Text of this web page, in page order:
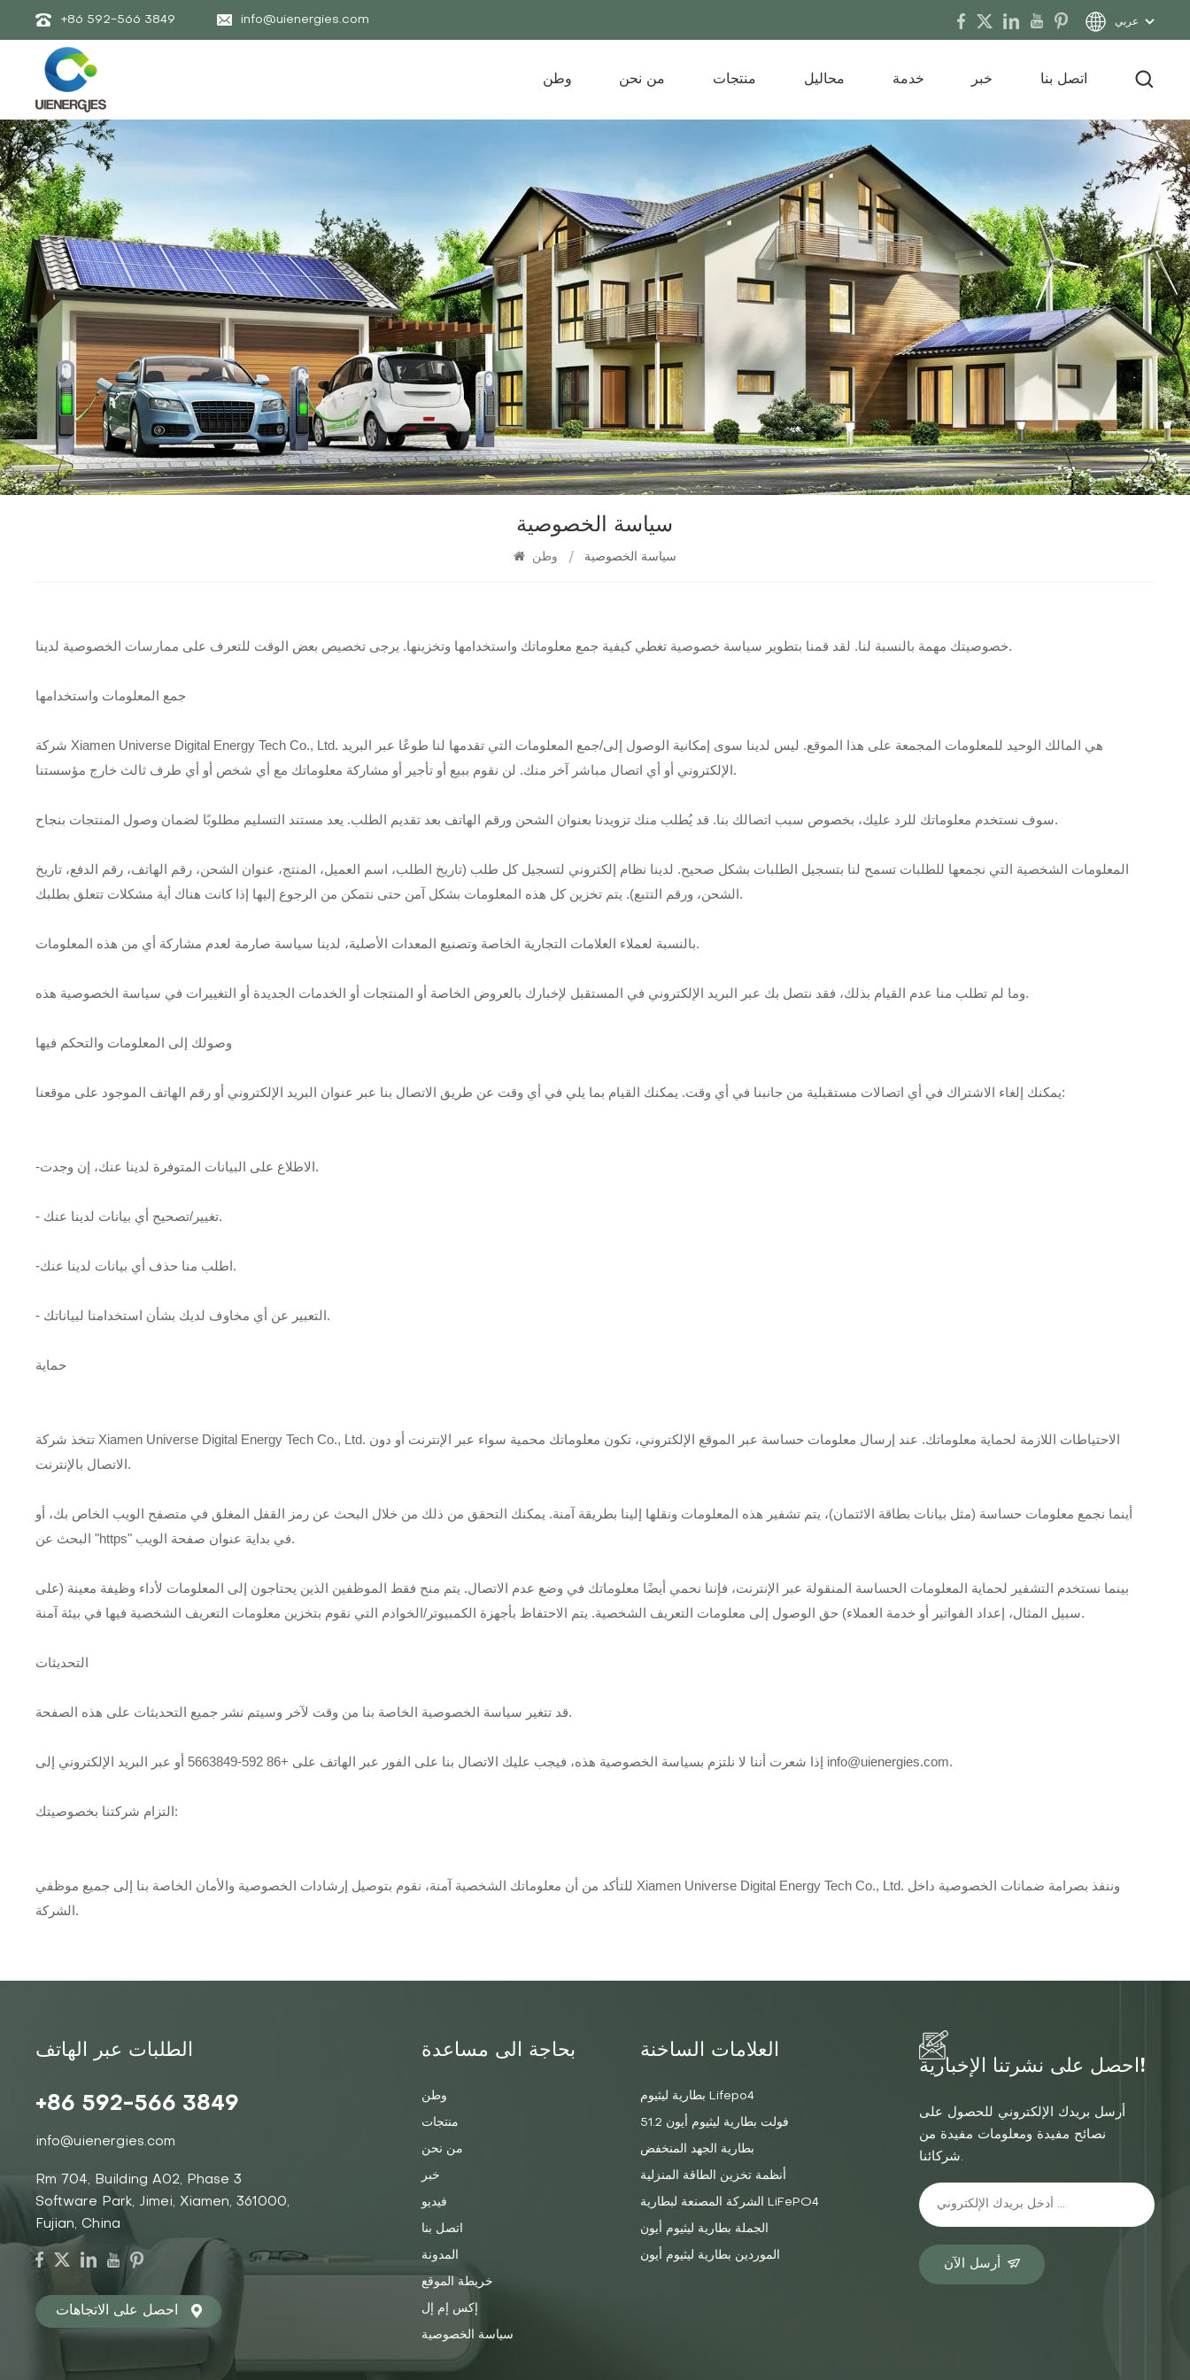
+86 592-566 3849 info@uienergies.com عربي
وطن من نحن منتجات محاليل خدمة خبر اتصل بنا
سياسة الخصوصية
وطن / سياسة الخصوصية
خصوصيتك مهمة بالنسبة لنا. لقد قمنا بتطوير سياسة خصوصية تغطي كيفية جمع معلوماتك واستخدامها وتخزينها. يرجى تخصيص بعض الوقت للتعرف على ممارسات الخصوصية لدينا.
جمع المعلومات واستخدامها
شركة Xiamen Universe Digital Energy Tech Co., Ltd. هي المالك الوحيد للمعلومات المجمعة على هذا الموقع. ليس لدينا سوى إمكانية الوصول إلى/جمع المعلومات التي تقدمها لنا طوعًا عبر البريد
الإلكتروني أو أي اتصال مباشر آخر منك. لن نقوم ببيع أو تأجير أو مشاركة معلوماتك مع أي شخص أو أي طرف ثالث خارج مؤسستنا.
سوف نستخدم معلوماتك للرد عليك، بخصوص سبب اتصالك بنا. قد يُطلب منك تزويدنا بعنوان الشحن ورقم الهاتف بعد تقديم الطلب. يعد مستند التسليم مطلوبًا لضمان وصول المنتجات بنجاح.
المعلومات الشخصية التي نجمعها للطلبات تسمح لنا بتسجيل الطلبات بشكل صحيح. لدينا نظام إلكتروني لتسجيل كل طلب (تاريخ الطلب، اسم العميل، المنتج، عنوان الشحن، رقم الهاتف، رقم الدفع، تاريخ
الشحن، ورقم التتبع). يتم تخزين كل هذه المعلومات بشكل آمن حتى نتمكن من الرجوع إليها إذا كانت هناك أية مشكلات تتعلق بطلبك.
بالنسبة لعملاء العلامات التجارية الخاصة وتصنيع المعدات الأصلية، لدينا سياسة صارمة لعدم مشاركة أي من هذه المعلومات.
وما لم تطلب منا عدم القيام بذلك، فقد نتصل بك عبر البريد الإلكتروني في المستقبل لإخبارك بالعروض الخاصة أو المنتجات أو الخدمات الجديدة أو التغييرات في سياسة الخصوصية هذه.
وصولك إلى المعلومات والتحكم فيها
يمكنك إلغاء الاشتراك في أي اتصالات مستقبلية من جانبنا في أي وقت. يمكنك القيام بما يلي في أي وقت عن طريق الاتصال بنا عبر عنوان البريد الإلكتروني أو رقم الهاتف الموجود على موقعنا:
-الاطلاع على البيانات المتوفرة لدينا عنك، إن وجدت.
- تغيير/تصحيح أي بيانات لدينا عنك.
-اطلب منا حذف أي بيانات لدينا عنك.
- التعبير عن أي مخاوف لديك بشأن استخدامنا لبياناتك.
حماية
تتخذ شركة Xiamen Universe Digital Energy Tech Co., Ltd. الاحتياطات اللازمة لحماية معلوماتك. عند إرسال معلومات حساسة عبر الموقع الإلكتروني، تكون معلوماتك محمية سواء عبر الإنترنت أو دون
الاتصال بالإنترنت.
أينما نجمع معلومات حساسة (مثل بيانات بطاقة الائتمان)، يتم تشفير هذه المعلومات ونقلها إلينا بطريقة آمنة. يمكنك التحقق من ذلك من خلال البحث عن رمز القفل المغلق في متصفح الويب الخاص بك، أو
البحث عن "https" في بداية عنوان صفحة الويب.
بينما نستخدم التشفير لحماية المعلومات الحساسة المنقولة عبر الإنترنت، فإننا نحمي أيضًا معلوماتك في وضع عدم الاتصال. يتم منح فقط الموظفين الذين يحتاجون إلى المعلومات لأداء وظيفة معينة (على
سبيل المثال، إعداد الفواتير أو خدمة العملاء) حق الوصول إلى معلومات التعريف الشخصية. يتم الاحتفاظ بأجهزة الكمبيوتر/الخوادم التي نقوم بتخزين معلومات التعريف الشخصية فيها في بيئة آمنة.
التحديثات
قد تتغير سياسة الخصوصية الخاصة بنا من وقت لآخر وسيتم نشر جميع التحديثات على هذه الصفحة.
إذا شعرت أننا لا نلتزم بسياسة الخصوصية هذه، فيجب عليك الاتصال بنا على الفور عبر الهاتف على +86 592-5663849 أو عبر البريد الإلكتروني إلى info@uienergies.com.
التزام شركتنا بخصوصيتك:
للتأكد من أن معلوماتك الشخصية آمنة، نقوم بتوصيل إرشادات الخصوصية والأمان الخاصة بنا إلى جميع موظفي Xiamen Universe Digital Energy Tech Co., Ltd. وننفذ بصرامة ضمانات الخصوصية داخل
الشركة.
الطلبات عبر الهاتف
+86 592-566 3849
info@uienergies.com
Rm 704, Building A02, Phase 3
Software Park, Jimei, Xiamen, 361000,
Fujian, China
احصل على الاتجاهات
بحاجة الى مساعدة
وطن
منتجات
من نحن
خبر
فيديو
اتصل بنا
المدونة
خريطة الموقع
إكس إم إل
سياسة الخصوصية
العلامات الساخنة
بطارية ليثيوم Lifepo4
51.2 فولت بطارية ليثيوم أيون
بطارية الجهد المنخفض
أنظمة تخزين الطاقة المنزلية
الشركة المصنعة لبطارية LiFePO4
الجملة بطارية ليثيوم أيون
الموردين بطارية ليثيوم أيون
احصل على نشرتنا الإخبارية!
أرسل بريدك الإلكتروني للحصول على
نصائح مفيدة ومعلومات مفيدة من
شركائنا.
أرسل الآن